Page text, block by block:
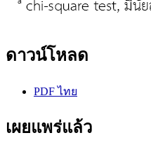
ดาวน์โหลด
PDF ไทย
เผยแพร่แล้ว